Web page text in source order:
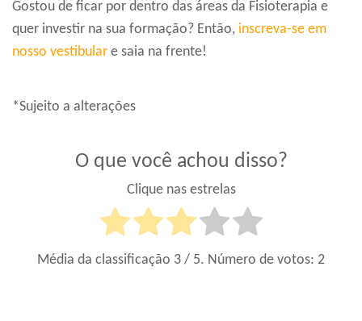
Gostou de ficar por dentro das áreas da Fisioterapia e
quer investir na sua formação? Então, inscreva-se em
nosso vestibular e saia na frente!
*Sujeito a alterações
O que você achou disso?
Clique nas estrelas
Média da classificação 3 / 5. Número de votos: 2